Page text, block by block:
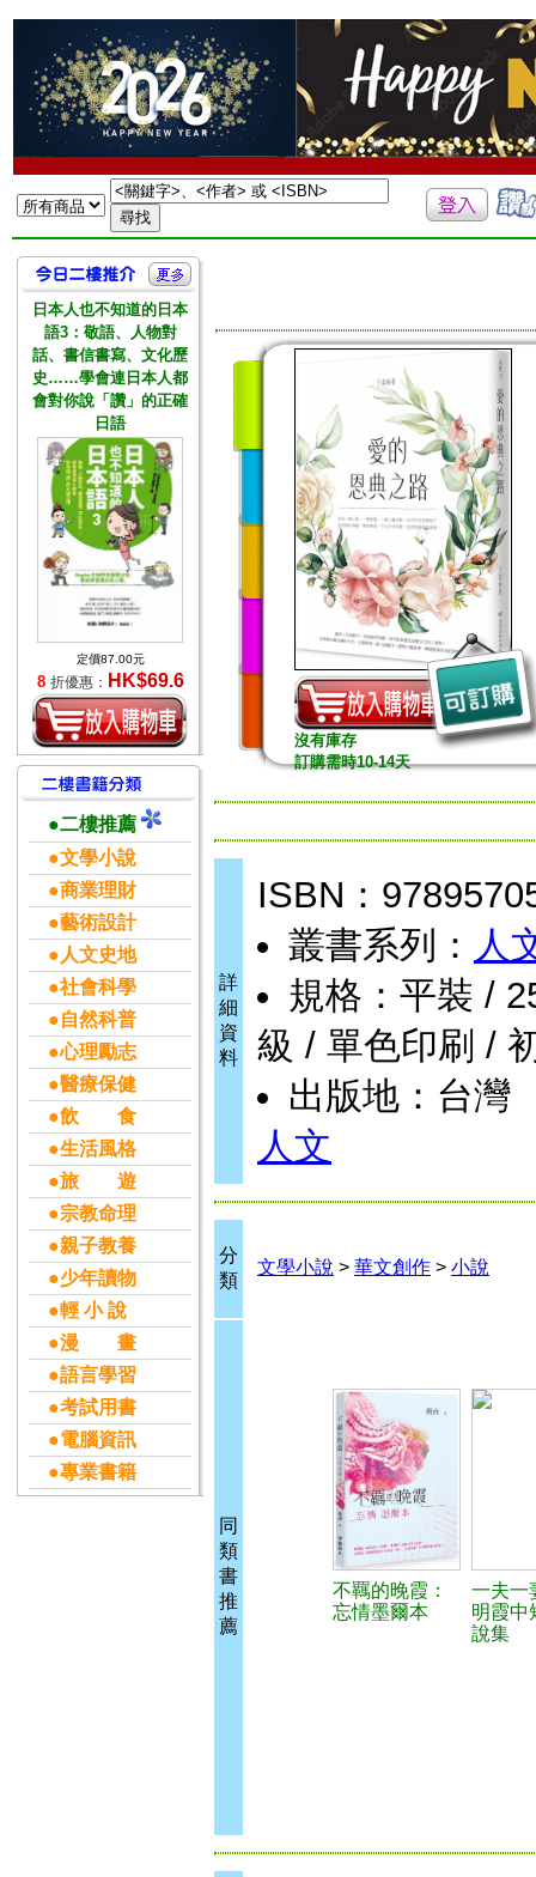
日本人也不知道的日本
語3：敬語、人物對
話、書信書寫、文化歷
史……學會連日本人都
會對你說「讚」的正確
日語
定價87.00元
8 折優惠： HK$69.6
●二樓推薦
●文學小說
●商業理財
●藝術設計
●人文史地
●社會科學
●自然科普
●心理勵志
●醫療保健
●飲 食
●生活風格
●旅 遊
●宗教命理
●親子教養
●少年讀物
●輕 小 說
●漫 畫
●語言學習
●考試用書
●電腦資訊
●專業書籍
沒有庫存
訂購需時10-14天
詳
細
資
料
ISBN：
叢書系列： 人
規格：平裝 /
級 / 單色印刷 /
出版地：台灣
人文
分
類
文學小說 > 華文創作 > 小說
同
類
書
推
薦
不羈的晚霞：
忘情墨爾本
一夫一
明霞中
說集